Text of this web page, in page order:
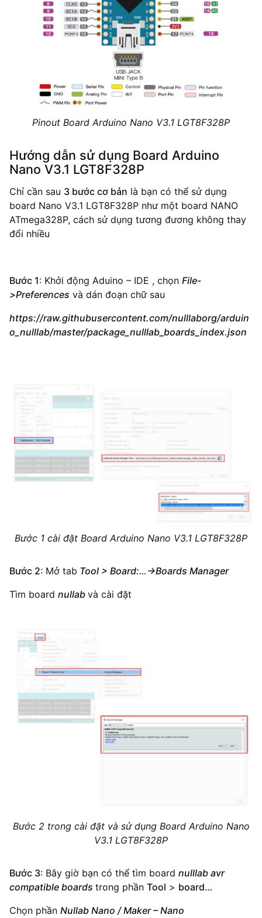
Pinout Board Arduino Nano V3.1 LGT8F328P
Hướng dẫn sử dụng Board Arduino
Nano V3.1 LGT8F328P
Chỉ cần sau 3 bước cơ bản là bạn có thể sử dụng
board Nano V3.1 LGT8F328P như một board NANO
ATmega328P, cách sử dụng tương đương không thay
đổi nhiều
Bước 1: Khởi động Aduino – IDE , chọn File-
>Preferences và dán đoạn chữ sau
https://raw.githubusercontent.com/nulllaborg/arduin
o_nulllab/master/package_nulllab_boards_index.json
Bước 1 cài đặt Board Arduino Nano V3.1 LGT8F328P
Bước 2: Mở tab Tool > Board:…->Boards Manager
Tìm board nullab và cài đặt
Bước 2 trong cài đặt và sử dụng Board Arduino Nano
V3.1 LGT8F328P
Bước 3: Bây giờ bạn có thể tìm board nulllab avr
compatible boards trong phần Tool > board…
Chọn phần Nullab Nano / Maker – Nano